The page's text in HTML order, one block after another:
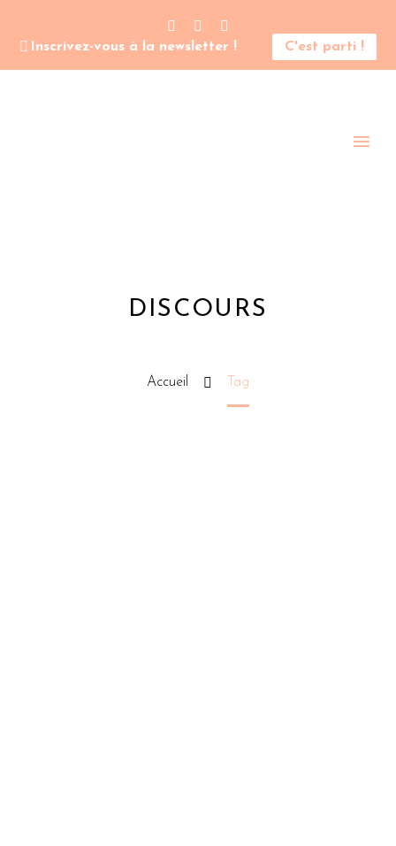
Inscrivez-vous à la newsletter ! C'est parti !
DISCOURS
Accueil Tag